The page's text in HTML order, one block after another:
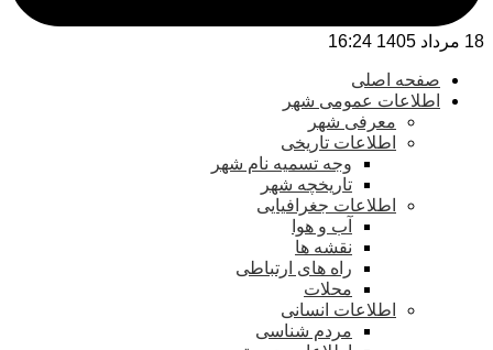
18 مرداد 1405 16:24
صفحه اصلی
اطلاعات عمومی شهر
معرفی شهر
اطلاعات تاریخی
وجه تسمیه نام شهر
تاریخچه شهر
اطلاعات جغرافیایی
آب و هوا
نقشه ها
راه های ارتباطی
محلات
اطلاعات انسانی
مردم شناسی